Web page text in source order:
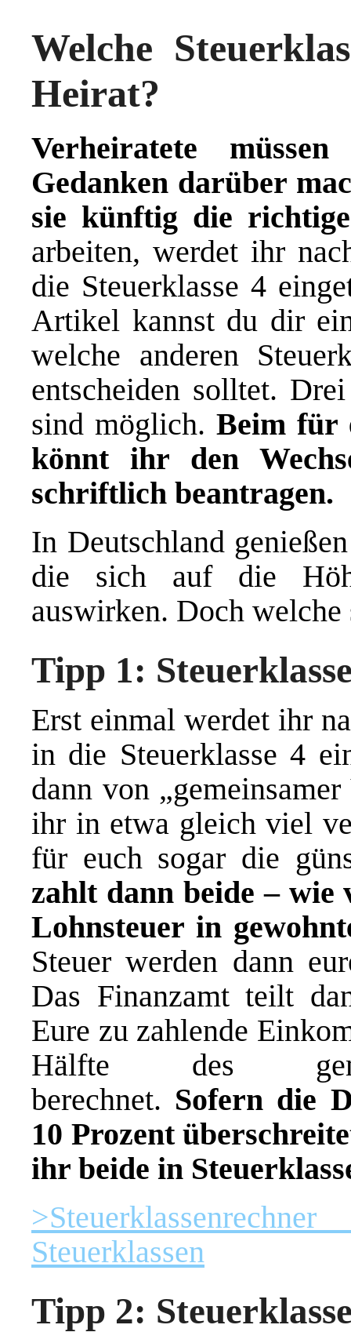
Welche
Heirat?
Verheiratete
Gedanken darüber
sie künftig die
arbeiten, werdet ihr
die Steuerklasse 4
Artikel kannst du dir
welche anderen
entscheiden solltet.
sind möglich. Beim für
könnt ihr den
schriftlich beantragen.
In Deutschland
die sich auf die
auswirken. Doch welche
Tipp 1:
Erst einmal werdet ihr
in die Steuerklasse 4
dann von
ihr in etwa gleich viel
für euch sogar die
zahlt dann beide – wie
Lohnsteuer in
Steuer werden dann
Das Finanzamt teilt
Eure zu zahlende
Hälfte des
berechnet. Sofern die
10 Prozent
ihr beide in
Steuerklassen
Tipp 2: